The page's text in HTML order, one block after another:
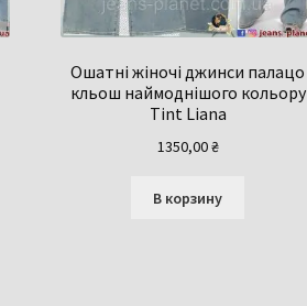
Ошатні жіночі джинси палацо
кльош наймоднішого кольору
Tint Liana
1350,00₴
В корзину